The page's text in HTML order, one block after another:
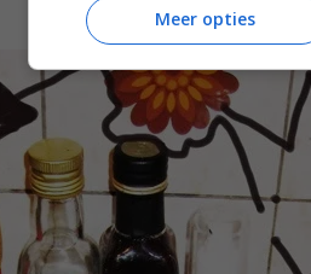
Meer opties